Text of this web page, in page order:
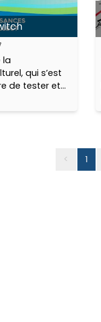
la
qui s’est
de tester et
dans des
cinéma, la
< 1